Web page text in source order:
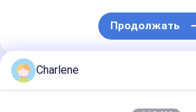
Продолжать
Наши Категории
Charlene